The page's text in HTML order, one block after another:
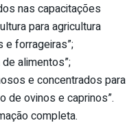
nas capacitações
para agricultura
e forrageiras”;
alimentos”;
e concentrados para
de ovinos e caprinos”.
completa.